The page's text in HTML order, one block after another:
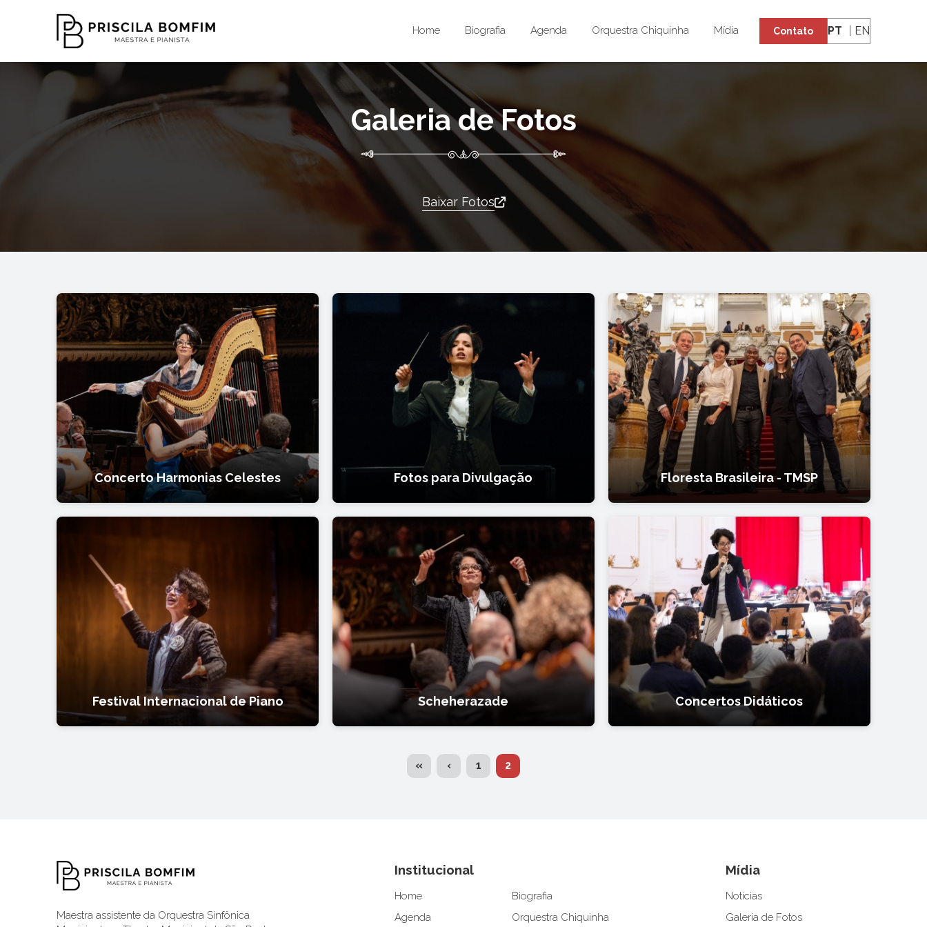
Home Biografia Agenda Orquestra Chiquinha Mídia Contato PT EN
Galeria de Fotos
Baixar Fotos
Concerto Harmonias Celestes Fotos para Divulgação Floresta Brasileira - TMSP
Festival Internacional de Piano Scheherazade Concertos Didáticos
« ‹ 1 2(current)
Maestra assistente da Orquestra Sinfônica
Institucional
Home
Biografia
Agenda
Orquestra Chiquinha
Mídia
Notícias
Galeria de Fotos